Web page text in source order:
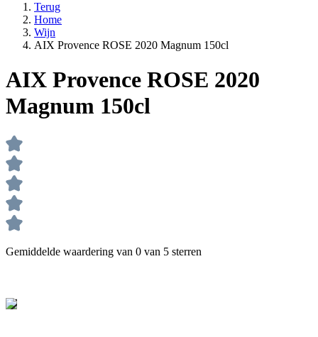
Terug
Home
Wijn
AIX Provence ROSE 2020 Magnum 150cl
AIX Provence ROSE 2020
Magnum 150cl
Gemiddelde waardering van 0 van 5 sterren